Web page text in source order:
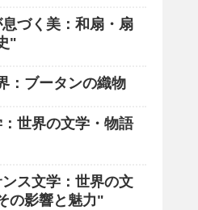
づく美：和扇・扇
"
：ブータンの織物
世界の文学・物語
ス文学：世界の文
の影響と魅力"